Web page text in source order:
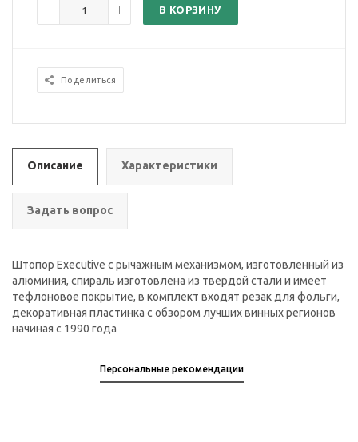
В КОРЗИНУ
Поделиться
Описание Характеристики
Задать вопрос
Штопор Executive с рычажным механизмом, изготовленный из
алюминия, спираль изготовлена из твердой стали и имеет
тефлоновое покрытие, в комплект входят резак для фольги,
декоративная пластинка с обзором лучших винных регионов
начиная с 1990 года
Персональные рекомендации